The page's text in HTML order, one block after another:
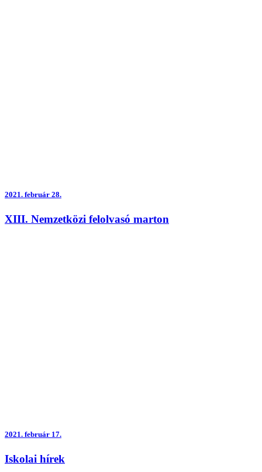
2021. február 28.
XIII. Nemzetközi felolvasó marton
2021. február 17.
Iskolai hírek